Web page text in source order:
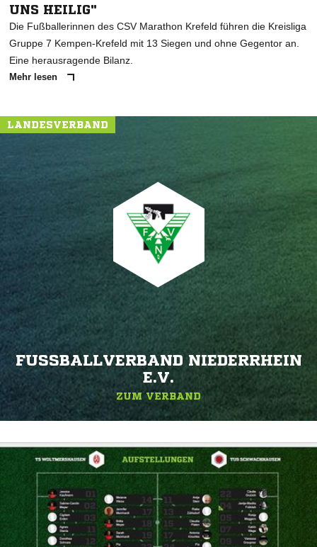
UNS HEILIG"
Die Fußballerinnen des CSV Marathon Krefeld führen die Kreisliga
Gruppe 7 Kempen-Krefeld mit 13 Siegen und ohne Gegentor an.
Eine herausragende Bilanz.
Mehr lesen
LANDESVERBAND
FUSSBALLVERBAND NIEDERRHEIN E
.V.
ZUM VERBAND